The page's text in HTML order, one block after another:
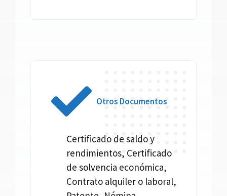
Otros Documentos
Certificado de saldo y
rendimientos, Certificado
de solvencia económica,
Contrato alquiler o laboral,